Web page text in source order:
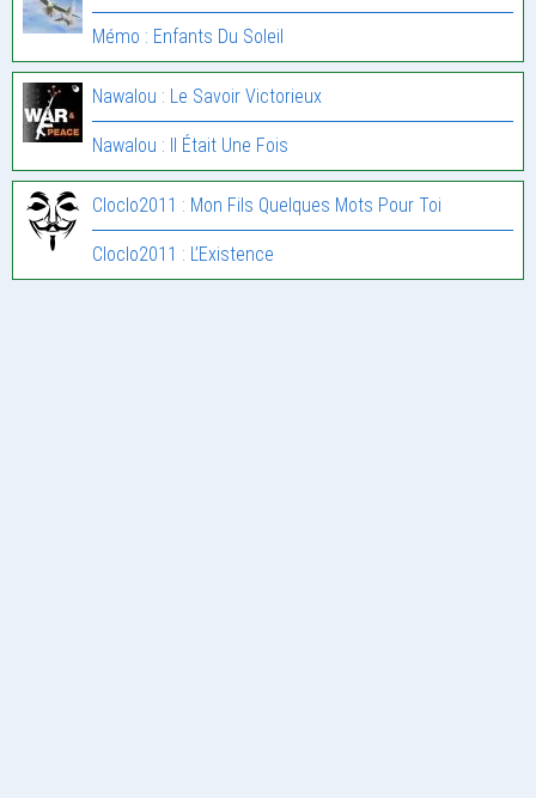
Mémo : Enfants Du Soleil
Nawalou : Le Savoir Victorieux
Nawalou : Il Était Une Fois
Cloclo2011 : Mon Fils Quelques Mots Pour Toi
Cloclo2011 : L’Existence